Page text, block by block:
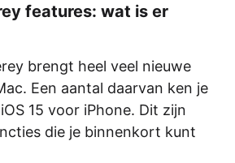
features: wat is er
brengt heel veel nieuwe
Een aantal daarvan ken je
15 voor iPhone. Dit zijn
die je binnenkort kunt